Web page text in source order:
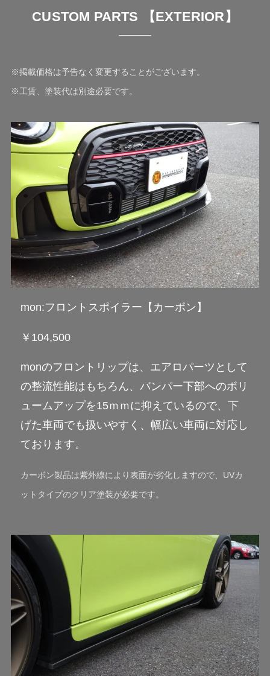
CUSTOM PARTS 【EXTERIOR】
※掲載価格は予告なく変更することがございます。
※工賃、塗装代は別途必要です。
mon:フロントスポイラー【カーボン】
￥104,500
monのフロントリップは、エアロパーツとして
の整流性能はもちろん、バンパー下部へのボリ
ュームアップを15ｍｍに抑えているので、下
げた車両でも扱いやすく、幅広い車両に対応し
ております。
カーボン製品は紫外線により表面が劣化しますので、UVカ
ットタイプのクリア塗装が必要です。